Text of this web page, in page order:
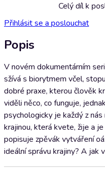
Celý díl k
Přihlásit se a poslouchat
Popis
V novém dokumentárním
sžívá s biorytmem včel,
dobré praxe, kterou člověk
viděli něco, co funguje,
psychologicky je každý z
krajinou, která kvete, žije a
popisuje zpěvák vytváření
ideální správu krajiny? A jak